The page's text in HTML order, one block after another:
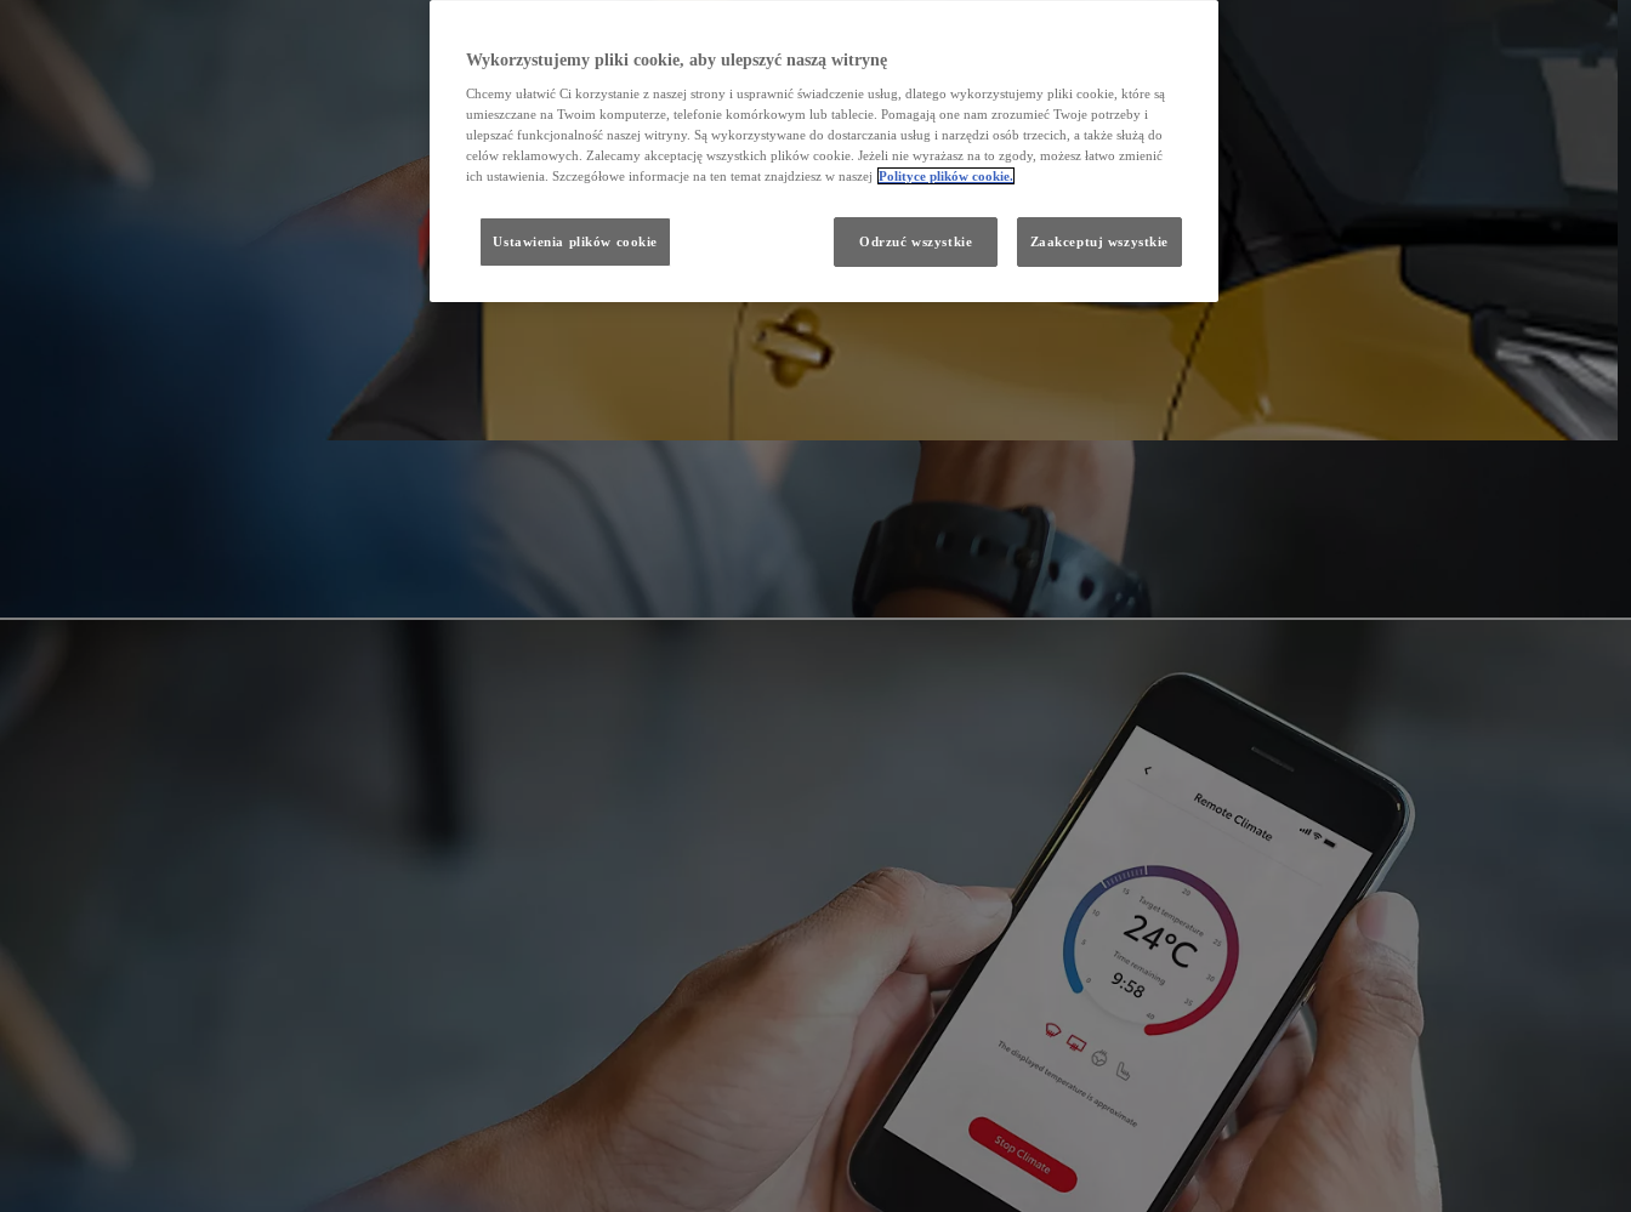
Wykorzystujemy pliki cookie, aby ulepszyć naszą witrynę
Chcemy ułatwić Ci korzystanie z naszej strony i usprawnić świadczenie usług, dlatego wykorzystujemy pliki cookie, które są
umieszczane na Twoim komputerze, telefonie komórkowym lub tablecie. Pomagają one nam zrozumieć Twoje potrzeby i
ulepszać funkcjonalność naszej witryny. Są wykorzystywane do dostarczania usług i narzędzi osób trzecich, a także służą do
celów reklamowych. Zalecamy akceptację wszystkich plików cookie. Jeżeli nie wyrażasz na to zgody, możesz łatwo zmienić
ich ustawienia. Szczegółowe informacje na ten temat znajdziesz w naszej Polityce plików cookie.
Ustawienia plików cookie Odrzuć wszystkie Zaakceptuj wszystkie